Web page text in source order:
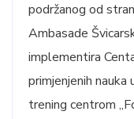
podržanog od
Ambasade
implementira
primjenjenih nauka
trening centrom